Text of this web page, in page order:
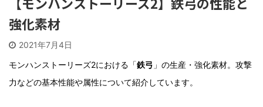
強化素材
2021年7月4日
モンハンストーリーズ2における「鉄弓 」の生産・強化素材。攻撃
力などの基本性能や属性について紹介しています。